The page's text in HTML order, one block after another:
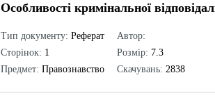
Особливості кримінальної
Тип документу: Реферат
Сторінок: 1
Предмет: Правознавство
Автор:
Розмір: 7.3
Скачувань: 2838